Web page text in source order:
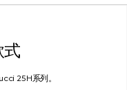
式
25H系列。